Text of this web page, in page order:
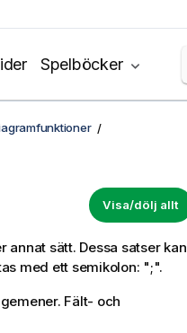
Spelböcker
Visa/dölj allt
sätt. Dessa satser kan
med ett semikolon: ";".
Fält- och